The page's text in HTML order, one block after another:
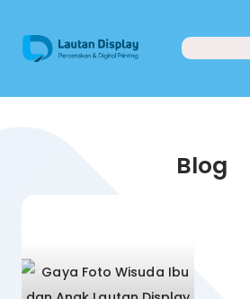
Blog